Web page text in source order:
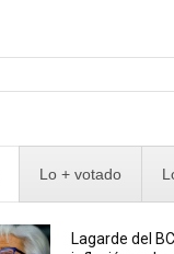
Lo + votado
Lagarde del